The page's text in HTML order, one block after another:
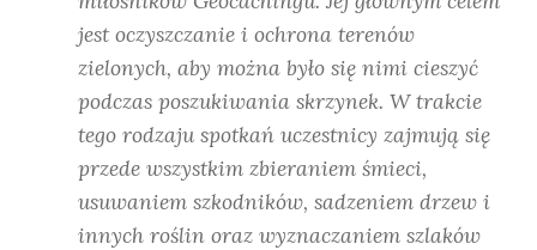
jest oczyszczanie i ochrona terenów
zielonych, aby można było się nimi cieszyć
podczas poszukiwania skrzynek. W trakcie
tego rodzaju spotkań uczestnicy zajmują się
przede wszystkim zbieraniem śmieci,
usuwaniem szkodników, sadzeniem drzew i
innych roślin oraz wyznaczaniem szlaków